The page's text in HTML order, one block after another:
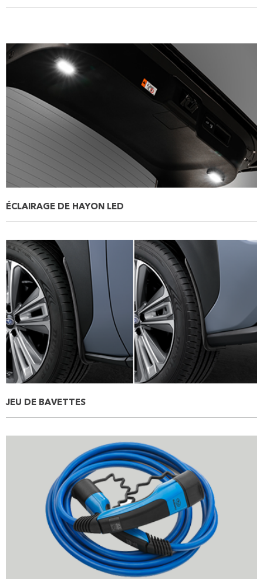
ÉCLAIRAGE DE HAYON LED
JEU DE BAVETTES